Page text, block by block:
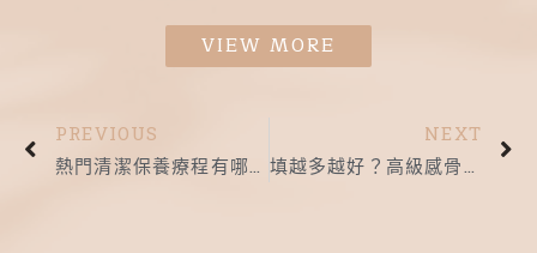
VIEW MORE
PREVIOUS
NEXT